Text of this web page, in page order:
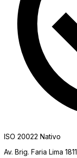
ISO 20022 Nativo
Av. Brig. Faria Lima 1811